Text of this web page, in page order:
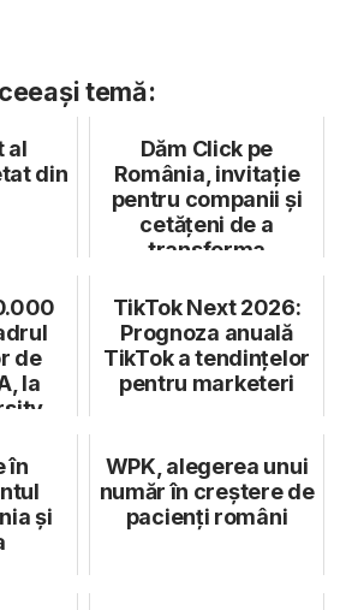
temă:
al
din
Dăm Click pe
România, invitație
pentru companii și
cetățeni de a
transforma
la...
de
la
TikTok Next 2026:
Prognoza anuală
TikTok a tendințelor
pentru marketeri
în
și
WPK, alegerea unui
număr în creștere de
pacienți români